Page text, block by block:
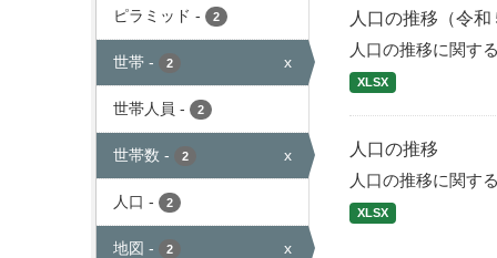
ピラミッド - 2
世帯 - 2 x
世帯人員 - 2
世帯数 - 2 x
人口 - 2
地図 - 2 x
人口の推移（令和
人口の推移に関す
XLSX
人口の推移
人口の推移に関す
XLSX